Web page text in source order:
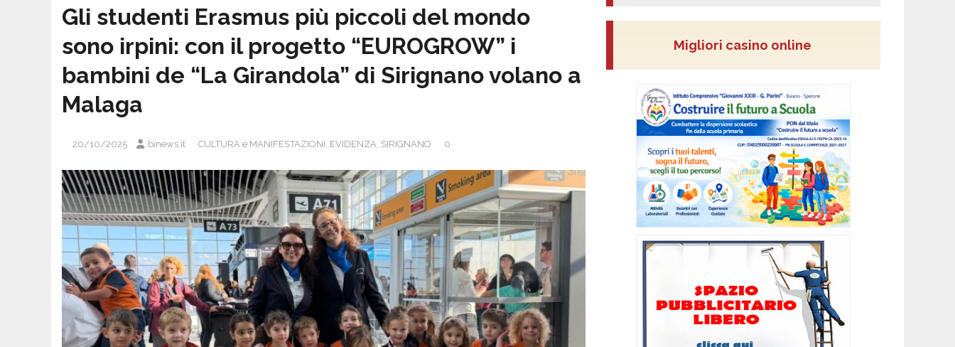
Gli studenti Erasmus più piccoli del mondo
sono irpini: con il progetto “EUROGROW” i
bambini de “La Girandola” di Sirignano volano a
Malaga
20/10/2025 binews.it CULTURA e MANIFESTAZIONI, EVIDENZA, SIRIGNANO 0
Migliori casino online